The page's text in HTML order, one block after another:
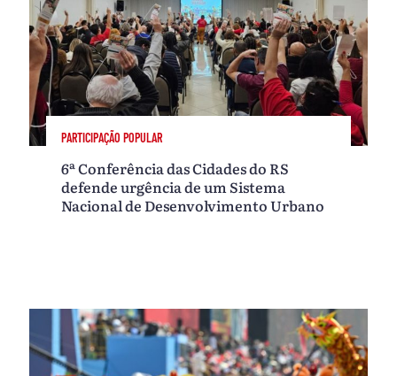
PARTICIPAÇÃO POPULAR
6ª Conferência das Cidades do RS
defende urgência de um Sistema
Nacional de Desenvolvimento Urbano